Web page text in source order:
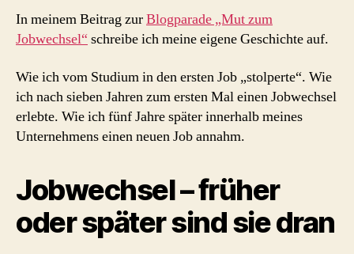
In meinem Beitrag zurBlogparade „Mut zum
Jobwechsel“schreibe ich meine eigene Geschichte auf.
Wie ich vom Studium in den ersten Job „stolperte“. Wie
ich nach sieben Jahren zum ersten Mal einen Jobwechsel
erlebte. Wie ich fünf Jahre später innerhalb meines
Unternehmens einen neuen Job annahm.
Jobwechsel – früher
oder später sind sie dran